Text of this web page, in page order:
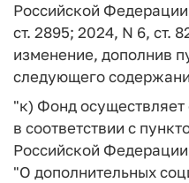
Российской
ст. 2895; 2024, N 6, ст.
изменение, дополнив
следующего
"к) Фонд
в соответствии с
Российской Федерации
"О дополнительных